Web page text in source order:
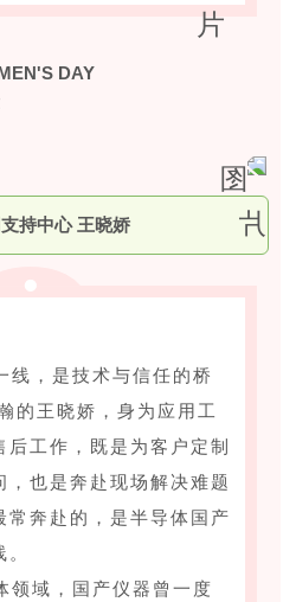
DAY
持中心 王晓娇
线，是技术与信任的桥
的王晓娇，身为应用工
工作，既是为客户定制
，也是奔赴现场解决难题
常奔赴的，是半导体国产
领域，国产仪器曾一度